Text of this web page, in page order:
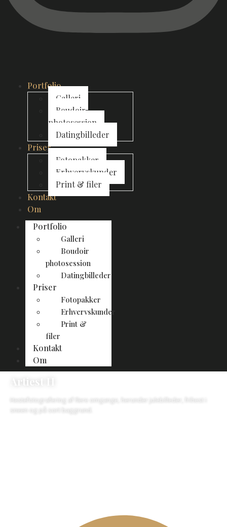
Portfolio
Galleri
Boudoir
photosession
Datingbilleder
Priser
Fotopakker
Erhvervskunder
Print & filer
Kontakt
Om
Portfolio
Galleri
Boudoir
photosession
Datingbilleder
Priser
Fotopakker
Erhvervskunder
Print &
filer
Kontakt
Om
Artiest H
Hestefotografering af flere omgange, herunder julebilleder, frihest i
sneen og på sort baggrund.